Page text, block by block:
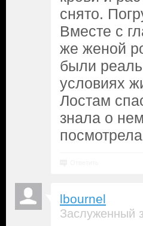
снято.
Вместе с
же женой
были
условиях
Лостам
знала о
lbournel
Заслуженный